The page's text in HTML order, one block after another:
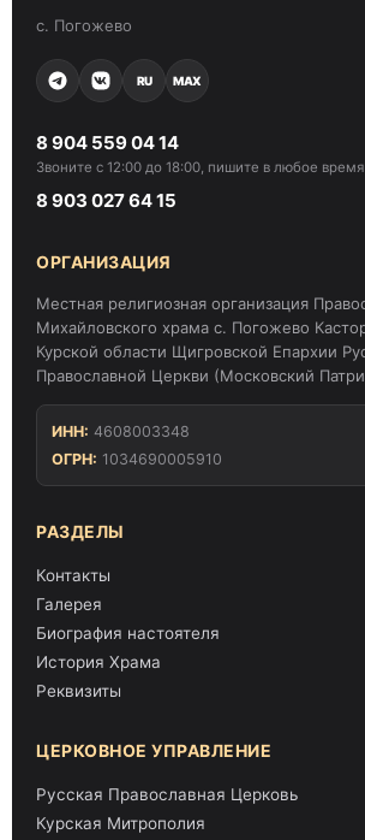
с. Погожево
RU MAX
8 904 559 04 14
Звоните с 12:00 до 18:00, пишите в любое
8 903 027 64 15
ОРГАНИЗАЦИЯ
Местная религиозная организация
Михайловского храма с. Погожево
Курской области Щигровской Епархии
Православной Церкви (Московский
ИНН: 4608003348
ОГРН: 1034690005910
РАЗДЕЛЫ
Контакты
Галерея
Биография настоятеля
История Храма
Реквизиты
ЦЕРКОВНОЕ УПРАВЛЕНИЕ
Русская Православная Церковь
Курская Митрополия